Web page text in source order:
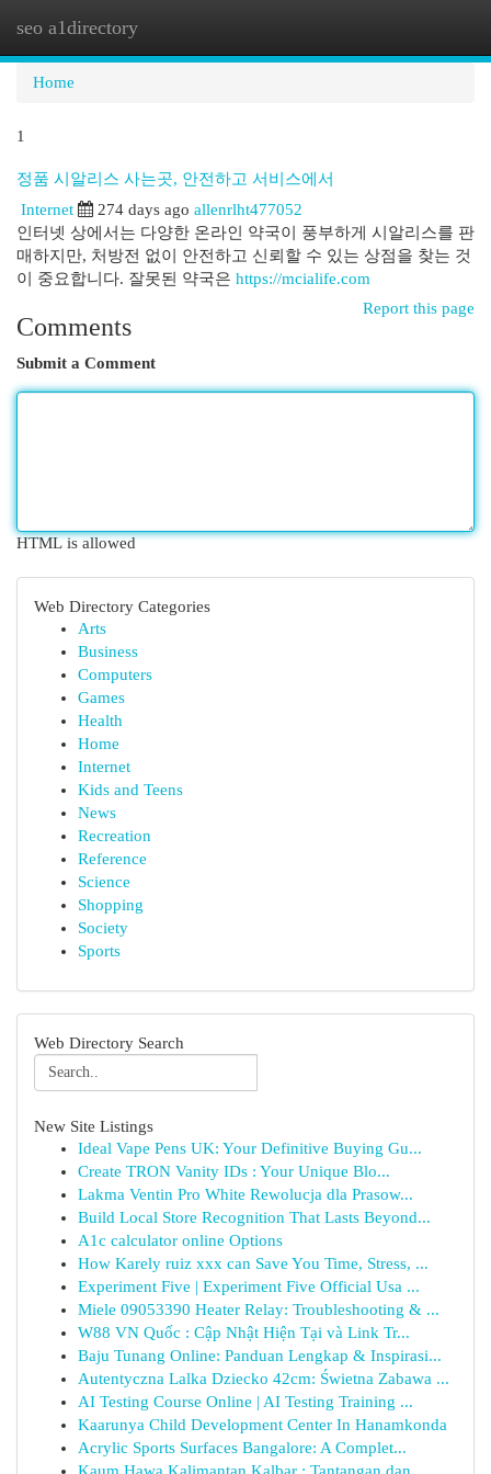
seo a1directory
Home
1
정품 시알리스 사는곳, 안전하고 서비스에서
Internet 274 days ago allenrlht477052
인터넷 상에서는 다양한 온라인 약국이 풍부하게 시알리스를 판
매하지만, 처방전 없이 안전하고 신뢰할 수 있는 상점을 찾는 것
이 중요합니다. 잘못된 약국은 https://mcialife.com
Report this page
Comments
Submit a Comment
HTML is allowed
Web Directory Categories
Arts
Business
Computers
Games
Health
Home
Internet
Kids and Teens
News
Recreation
Reference
Science
Shopping
Society
Sports
Web Directory Search
New Site Listings
Ideal Vape Pens UK: Your Definitive Buying Gu...
Create TRON Vanity IDs : Your Unique Blo...
Lakma Ventin Pro White Rewolucja dla Prasow...
Build Local Store Recognition That Lasts Beyond...
A1c calculator online Options
How Karely ruiz xxx can Save You Time, Stress, ...
Experiment Five | Experiment Five Official Usa ...
Miele 09053390 Heater Relay: Troubleshooting & ...
W88 VN Quốc : Cập Nhật Hiện Tại và Link Tr...
Baju Tunang Online: Panduan Lengkap & Inspirasi...
Autentyczna Lalka Dziecko 42cm: Świetna Zabawa ...
AI Testing Course Online | AI Testing Training ...
Kaarunya Child Development Center In Hanamkonda
Acrylic Sports Surfaces Bangalore: A Complet...